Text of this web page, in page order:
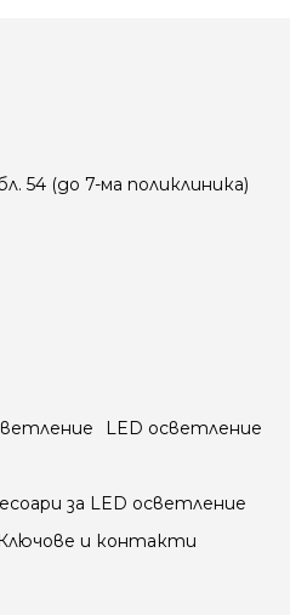
54 (до 7-ма поликлиника)
LED осветление
за LED осветление
Ключове и контакти